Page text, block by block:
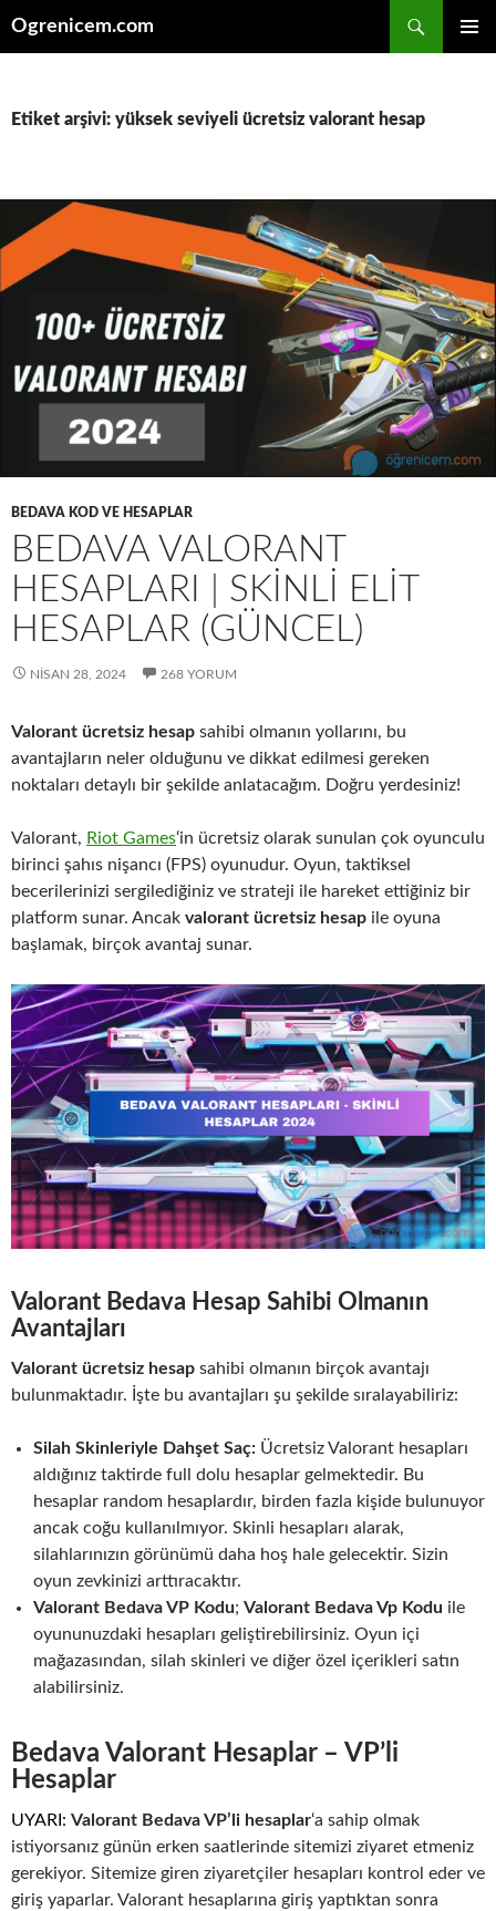
Ogrenicem.com
Etiket arşivi: yüksek seviyeli ücretsiz valorant hesap
BEDAVA KOD VE HESAPLAR
BEDAVA VALORANT
HESAPLARI | SKINLI ELIT
HESAPLAR (GÜNCEL)
NISAN 28, 2024 268 YORUM
Valorant ücretsiz hesap sahibi olmanın yollarını, bu
avantajların neler olduğunu ve dikkat edilmesi gereken
noktaları detaylı bir şekilde anlatacağım. Doğru yerdesiniz!
Valorant, Riot Games‘in ücretsiz olarak sunulan çok oyunculu
birinci şahıs nişancı (FPS) oyunudur. Oyun, taktiksel
becerilerinizi sergilediğiniz ve strateji ile hareket ettiğiniz bir
platform sunar. Ancak valorant ücretsiz hesap ile oyuna
başlamak, birçok avantaj sunar.
Valorant Bedava Hesap Sahibi Olmanın
Avantajları
Valorant ücretsiz hesap sahibi olmanın birçok avantajı
bulunmaktadır. İşte bu avantajları şu şekilde sıralayabiliriz:
Silah Skinleriyle Dahşet Saç: Ücretsiz Valorant hesapları
aldığınız taktirde full dolu hesaplar gelmektedir. Bu
hesaplar random hesaplardır, birden fazla kişide bulunuyor
ancak coğu kullanılmıyor. Skinli hesapları alarak,
silahlarınızın görünümü daha hoş hale gelecektir. Sizin
oyun zevkinizi arttıracaktır.
Valorant Bedava VP Kodu; Valorant Bedava Vp Kodu ile
oyununuzdaki hesapları geliştirebilirsiniz. Oyun içi
mağazasından, silah skinleri ve diğer özel içerikleri satın
alabilirsiniz.
Bedava Valorant Hesaplar– VP’li
Hesaplar
UYARI: Valorant Bedava VP’li hesaplar‘a sahip olmak
istiyorsanız günün erken saatlerinde sitemizi ziyaret etmeniz
gerekiyor. Sitemize giren ziyaretçiler hesapları kontrol eder ve
giriş yaparlar. Valorant hesaplarına giriş yaptıktan sonra